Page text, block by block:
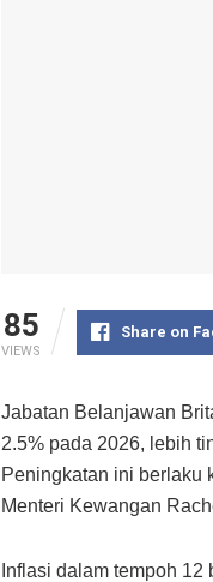
85
VIEWS
Share on
Jabatan Belanjawan
2.5% pada 2026, lebih
Peningkatan ini berlaku
Menteri Kewangan
Inflasi dalam tempoh